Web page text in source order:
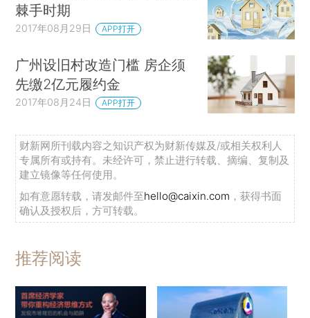
棘手时期
2017年08月29日 APP打开
广州设旧村改造门槛 房企须
先缴2亿元履约金
2017年08月24日 APP打开
财新网所刊载内容之知识产权为财新传媒及/或相关权利人
专属所有或持有。未经许可，禁止进行转载、摘编、复制及
建立镜像等任何使用。
如有意愿转载，请发邮件至hello@caixin.com ，获得书面
确认及授权后，方可转载。
推荐阅读